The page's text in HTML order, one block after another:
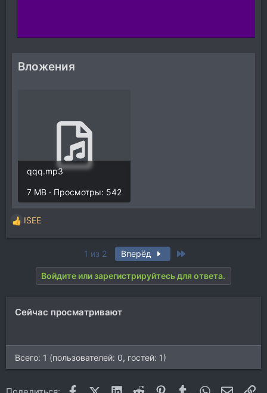
Вложения
qqq.mp3
7 MB · Просмотры: 542
Р
е
ISEE
1 из 2 Вперёд
Войдите или зарегистрируйтесь для ответа.
Сейчас просматривают
Всего: 1 (пользователей: 0, гостей: 1)
FacebookX (Twitter)
LinkedIn
Reddit Pinterest
Tumblr WhatsApp